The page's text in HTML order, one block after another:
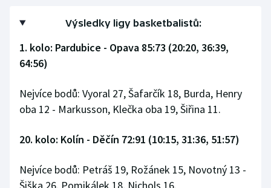
Ostatní Výsledky ligy basketbalistů:
1. kolo: Pardubice - Opava 85:73 (20:20, 36:39,
64:56)
Nejvíce bodů: Vyoral 27, Šafarčík 18, Burda, Henry
oba 12 - Markusson, Klečka oba 19, Šiřina 11.
20. kolo: Kolín - Děčín 72:91 (10:15, 31:36, 51:57)
Nejvíce bodů: Petráš 19, Rožánek 15, Novotný 13 -